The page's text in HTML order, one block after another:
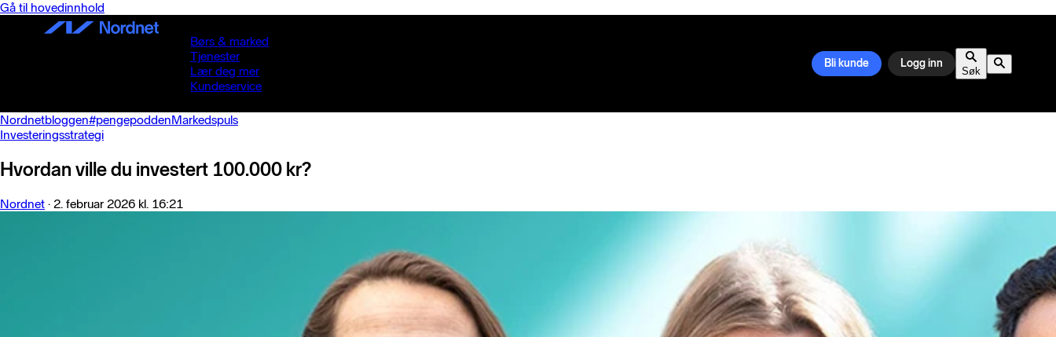
Gå til hovedinnhold
Børs & marked
Tjenester
Lær deg mer
Kundeservice
Bli kunde Logg inn
Søk
Nordnetbloggen#pengepoddenMarkedspuls
Investeringsstrategi
Hvordan ville du investert 100.000 kr?
Nordnet · 2. februar 2026 kl. 16:21